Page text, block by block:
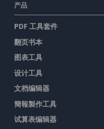
产品
PDF 工具套件
翻页书本
图表工具
设计工具
文档编辑器
簡報製作工具
试算表编辑器